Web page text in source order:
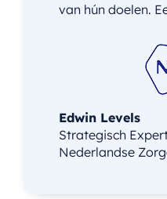
van hún doelen.
Edwin Levels
Strategisch
Nederlandse